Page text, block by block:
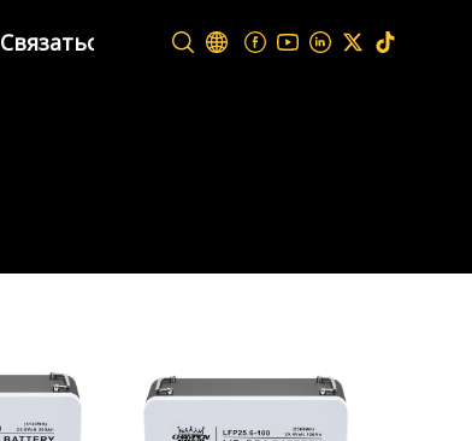
Связаться с нами